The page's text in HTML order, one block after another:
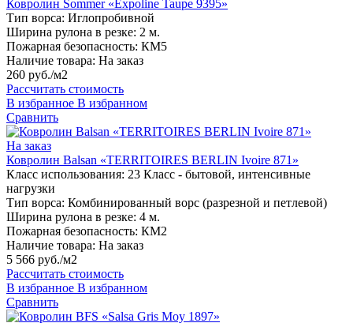
Ковролин Sommer «Expoline Taupe 9395»
Тип ворса: Иглопробивной
Ширина рулона в резке: 2 м.
Пожарная безопасность: КМ5
Наличие товара: На заказ
260 руб./м2
Рассчитать стоимость
В избранное В избранном
Сравнить
На заказ
Ковролин Balsan «TERRITOIRES BERLIN Ivoire 871»
Класс использования: 23 Класс - бытовой, интенсивные
нагрузки
Тип ворса: Комбинированный ворс (разрезной и петлевой)
Ширина рулона в резке: 4 м.
Пожарная безопасность: КМ2
Наличие товара: На заказ
5 566 руб./м2
Рассчитать стоимость
В избранное В избранном
Сравнить